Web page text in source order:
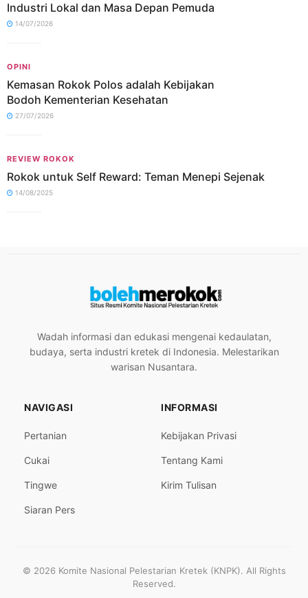
Industri Lokal dan Masa Depan Pemuda
14/07/2026
OPINI
Kemasan Rokok Polos adalah Kebijakan
Bodoh Kementerian Kesehatan
27/07/2026
REVIEW ROKOK
Rokok untuk Self Reward: Teman Menepi Sejenak
14/08/2025
Wadah informasi dan edukasi mengenai kedaulatan,
budaya, serta industri kretek di Indonesia. Melestarikan
warisan Nusantara.
NAVIGASI
Pertanian
Cukai
Tingwe
Siaran Pers
INFORMASI
Kebijakan Privasi
Tentang Kami
Kirim Tulisan
© 2026 Komite Nasional Pelestarian Kretek (KNPK). All Rights
Reserved.